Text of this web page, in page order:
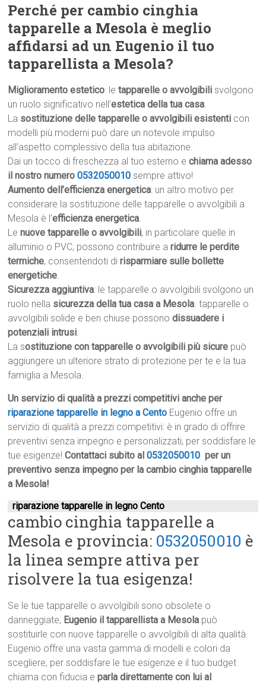
Perché per cambio cinghia
tapparelle a Mesola è meglio
affidarsi ad un Eugenio il tuo
tapparellista a Mesola?
Miglioramento estetico: letapparelle o avvolgibili svolgono
un ruolo significativo nell’estetica della tua casa.
La sostituzione delle tapparelle o avvolgibili esistenti con
modelli più moderni può dare un notevole impulso
all’aspetto complessivo della tua abitazione.
Dai un tocco di freschezza al tuo esterno echiama adesso
il nostro numero0532050010 sempre attivo!
Aumento dell’efficienza energetica: un altro motivo per
considerare la sostituzione delle tapparelle o avvolgibili a
Mesola è l’efficienza energetica.
Lenuove tapparelle o avvolgibili, in particolare quelle in
alluminio o PVC, possono contribuire aridurre le perdite
termiche, consentendoti dirisparmiare sulle bollette
energetiche.
Sicurezza aggiuntiva: le tapparelle o avvolgibili svolgono un
ruolo nella sicurezza della tua casa a Mesola. tapparelle o
avvolgibili solide e ben chiuse possonodissuadere i
potenziali intrusi.
La sostituzione con tapparelle o avvolgibili più sicure può
aggiungere un ulteriore strato di protezione per te e la tua
famiglia a Mesola.
Un servizio di qualità a prezzi competitivi anche per
riparazione tapparelle in legno a Cento Eugenio offre un
servizio di qualità a prezzi competitivi: è in grado di offrire
preventivi senza impegno e personalizzati, per soddisfare le
tue esigenze!Contattaci subito al0532050010 per un
preventivo senza impegno per la cambio cinghia tapparelle
a Mesola!
riparazione tapparelle in legno Cento
cambio cinghia tapparelle a
Mesola e provincia: 0532050010 è
la linea sempre attiva per
risolvere la tua esigenza!
Se le tue tapparelle o avvolgibili sono obsolete o
danneggiate, Eugenio il tapparellista a Mesola può
sostituirle con nuove tapparelle o avvolgibili di alta qualità.
Eugenio offre una vasta gamma di modelli e colori da
scegliere, per soddisfare le tue esigenze e il tuo budget
chiama con fiducia eparla direttamente con lui al